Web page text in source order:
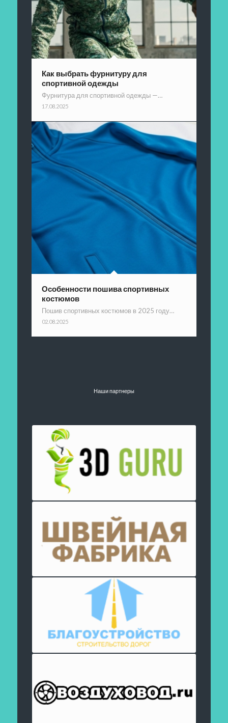
Как выбрать фурнитуру для
спортивной одежды
Фурнитура для спортивной одежды —…
17.08.2025
Особенности пошива спортивных
костюмов
Пошив спортивных костюмов в 2025 году…
02.08.2025
Наши партнеры